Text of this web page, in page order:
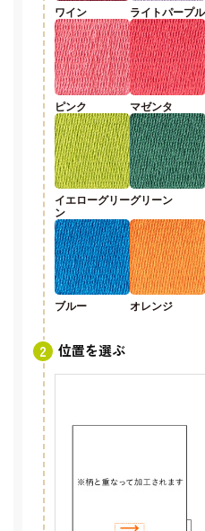
ワイン ライトパープル
ピンク マゼンタ
イエローグリー
ン
グリーン
ブルー オレンジ
位置を選ぶ